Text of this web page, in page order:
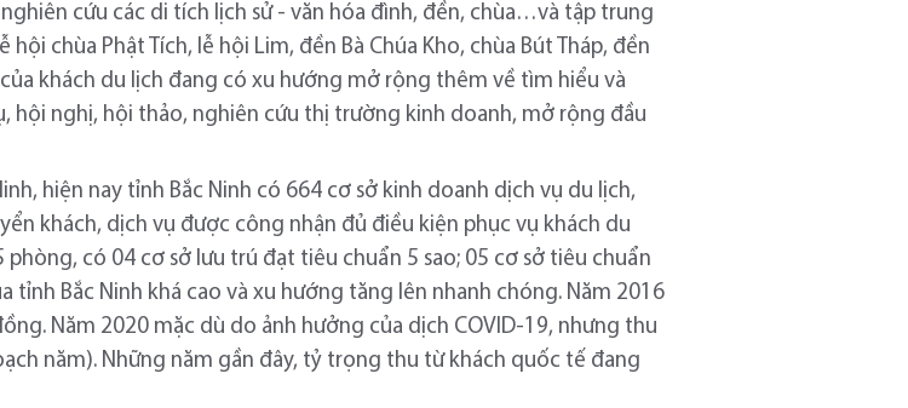
cứu các di tích lịch sử - văn hóa đình, đền, chùa…và tập trung
chùa Phật Tích, lễ hội Lim, đền Bà Chúa Kho, chùa Bút Tháp, đền
khách du lịch đang có xu hướng mở rộng thêm về tìm hiểu và
hội nghị, hội thảo, nghiên cứu thị trường kinh doanh, mở rộng đầu
hiện nay tỉnh Bắc Ninh có 664 cơ sở kinh doanh dịch vụ du lịch,
khách, dịch vụ được công nhận đủ điều kiện phục vụ khách du
có 04 cơ sở lưu trú đạt tiêu chuẩn 5 sao; 05 cơ sở tiêu chuẩn
tỉnh Bắc Ninh khá cao và xu hướng tăng lên nhanh chóng. Năm 2016
Năm 2020 mặc dù do ảnh hưởng của dịch COVID-19, nhưng thu
năm). Những năm gần đây, tỷ trọng thu từ khách quốc tế đang